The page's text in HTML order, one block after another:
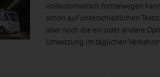
vollautomatisch fortbewegen
schon auf unterschiedlichen
aber noch die ein oder andere
Umsetzung im täglichen